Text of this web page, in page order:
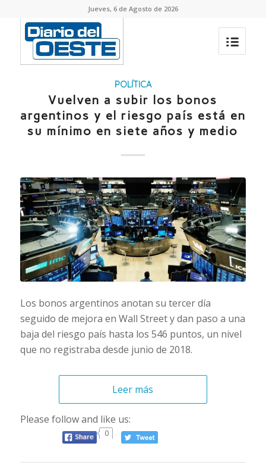
Jueves, 6 de Agosto de 2026
POLÍTICA
Vuelven a subir los bonos
argentinos y el riesgo país está en
su mínimo en siete años y medio
Los bonos argentinos anotan su tercer día
seguido de mejora en Wall Street y dan paso a una
baja del riesgo país hasta los 546 puntos, un nivel
que no registraba desde junio de 2018.
Leer más
Please follow and like us:
0